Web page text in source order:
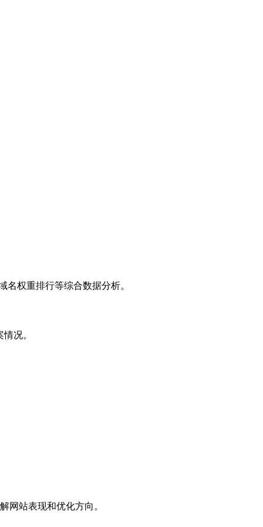
权重排行等综合数据分析。
况。
网站表现和优化方向。